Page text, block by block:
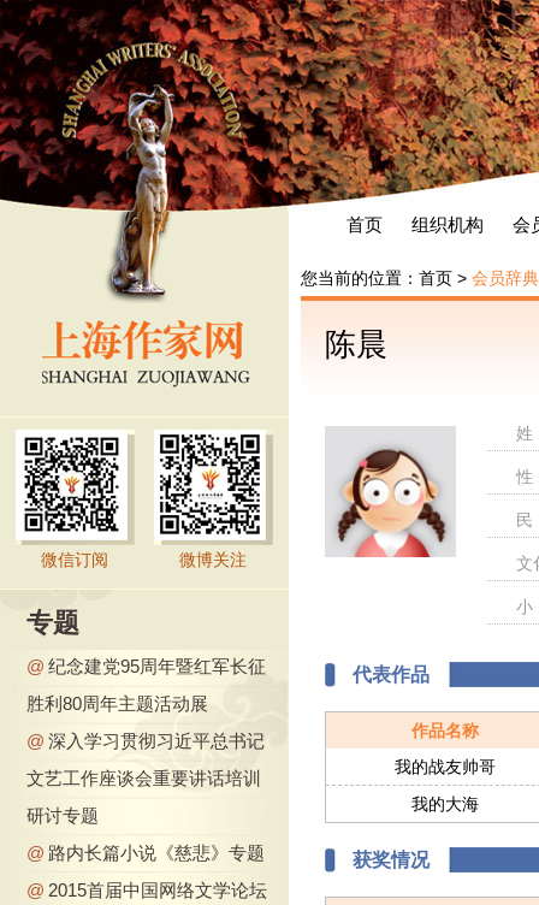
首页 组织机构 会
微信订阅 微博关注
专题
@ 纪念建党95周年暨红军长征
胜利80周年主题活动展
@ 深入学习贯彻习近平总书记
文艺工作座谈会重要讲话培训
研讨专题
@ 路内长篇小说《慈悲》专题
@ 2015首届中国网络文学论坛
您当前的位置： 首页 > 会员辞典
陈晨
文
代表作品
作品名称
我的战友帅哥
我的大海
获奖情况